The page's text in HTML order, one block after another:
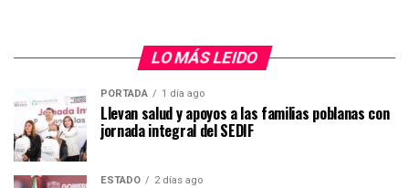
LO MÁS LEIDO
PORTADA 1 día ago
Llevan salud y apoyos a las familias poblanas con
jornada integral del SEDIF
ESTADO 2 días ago